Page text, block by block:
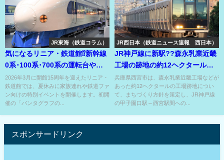
JR東海（鉄道コラム）
気になるリニア・鉄道館⁉新幹線
0系･100系･700系の運転台やキ
ハ82の車内公開⁉
2026年3月に開館15周年を迎えたリニア・
鉄道館では、夏休みに家族連れや鉄道ファ
ン向けの特別イベントを開催します。初開
催の「パンタグラフの...
JR西日本（鉄道ニュース速報 西日本）
JR神戸線に新駅??森永乳業近畿
工場の跡地の約12ヘクタールの
巨大開発構想が始動!?
兵庫県西宮市は、森永乳業近畿工場などが
あった約12ヘクタールの工場跡地につい
て、まちづくり方針を策定し、JR神戸線
の甲子園口駅～西宮駅間への...
スポンサードリンク